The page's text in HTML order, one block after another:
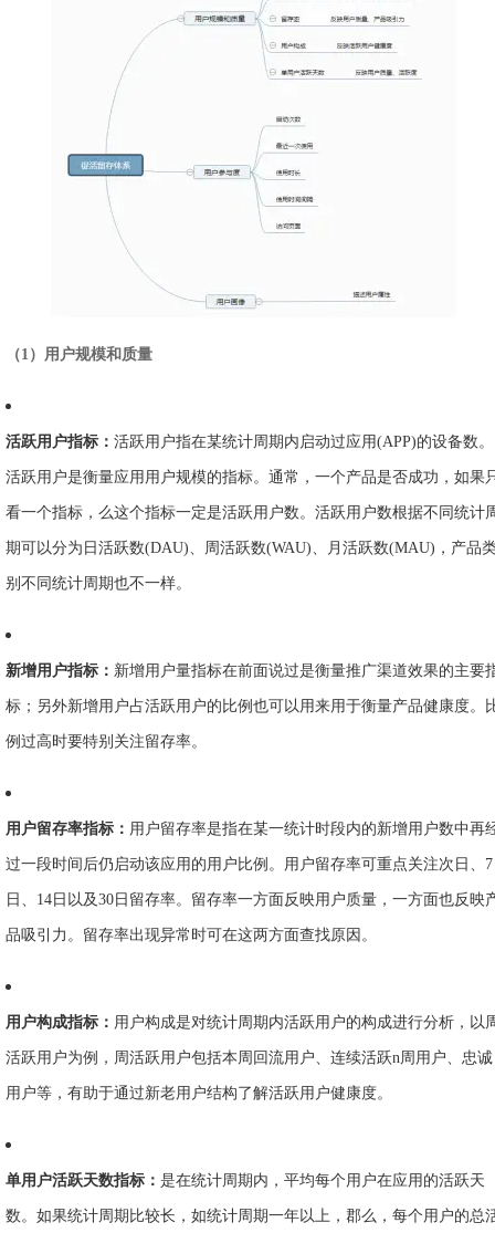
（1）用户规模和质量
活跃用户指标： 活跃用户指在某统计周期内启动过应用(APP)的设备数。
活跃用户是衡量应用用户规模的指标。通常，一个产品是否成功，如果
看一个指标，么这个指标一定是活跃用户数。活跃用户数根据不同统计
期可以分为日活跃数(DAU)、周活跃数(WAU)、月活跃数(MAU)，产品
别不同统计周期也不一样。
新增用户指标： 新增用户量指标在前面说过是衡量推广渠道效果的主要
标；另外新增用户占活跃用户的比例也可以用来用于衡量产品健康度。
例过高时要特别关注留存率。
用户留存率指标： 用户留存率是指在某一统计时段内的新增用户数中再
过一段时间后仍启动该应用的用户比例。用户留存率可重点关注次日、7
日、14日以及30日留存率。留存率一方面反映用户质量，一方面也反映
品吸引力。留存率出现异常时可在这两方面查找原因。
用户构成指标： 用户构成是对统计周期内活跃用户的构成进行分析，以
活跃用户为例，周活跃用户包括本周回流用户、连续活跃n周用户、忠诚
用户等，有助于通过新老用户结构了解活跃用户健康度。
单用户活跃天数指标： 是在统计周期内，平均每个用户在应用的活跃天
数。如果统计周期比较长，如统计周期一年以上，郡么，每个用户的总